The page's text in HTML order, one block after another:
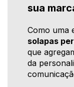
sua
Como uma
solapas
que
da